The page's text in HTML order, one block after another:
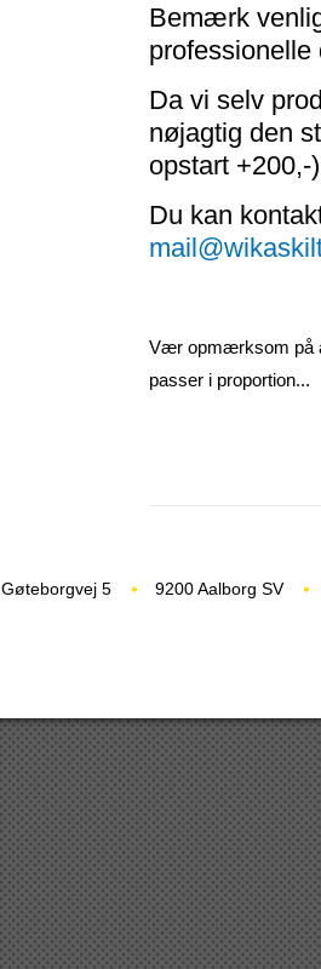
Bemærk
professionelle
Da vi selv
nøjagtig den
opstart +200,-
Du kan
Vær opmærksom på
passer i proportion...
Gøteborgvej 5 9200 Aalborg SV